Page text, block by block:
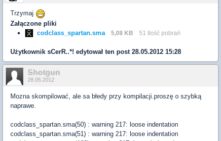
Trzymaj
Załączone pliki
codclass_spartan.sma
5,08 KB 51 Ilość pobrań
Użytkownik sCerR..*! edytował ten post 28.05.2012 15:28
Shotgun
28.05.2012
Mozna skompilować, ale sa błedy przy kompilacji.proszę o szybką
naprawe.
codclass_spartan.sma(50) : warning 217: loose indentation
codclass_spartan.sma(51) : warning 217: loose indentation